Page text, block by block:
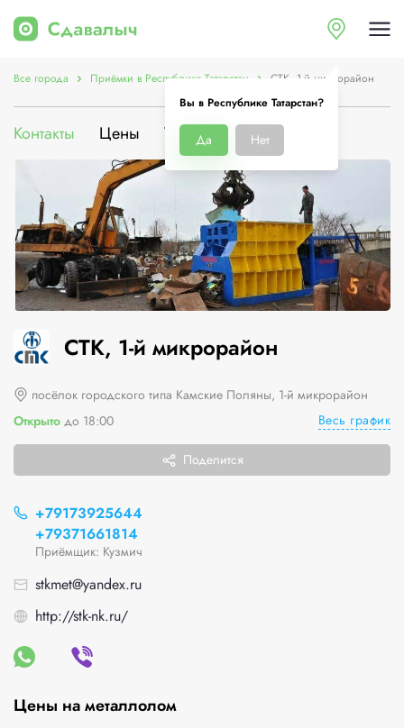
Вы в Республике Татарстан?
Да Нет
Все города Приёмки в Республике Татарстан СТК, 1-й микрорайон
Контакты Цены Услуги О компании
СТК, 1-й микрорайон
посёлок городского типа Камские Поляны, 1-й микрорайон
Открыто до 18:00 Весь график
Поделится
+79173925644
+79371661814
Приёмщик: Кузмич
stkmet@yandex.ru
http://stk-nk.ru/
Цены на металлолом